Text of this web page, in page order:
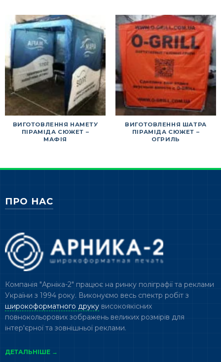
ВИГОТОВЛЕННЯ НАМЕТУ
ПІРАМІДА СЮЖЕТ –
МАФІЯ
ВИГОТОВЛЕННЯ ШАТРА
ПІРАМІДА СЮЖЕТ –
ОГРИЛЬ
ПРО НАС
Компанія "Арніка-2" працює на ринку поліграфії та реклами
України з 1994 року. Виконуємо весь спектр робіт з
широкоформатного друкувисокоякісних
повнокольорових зображень великих розмірів для
інтер'єрної та зовнішньої реклами.
ДЕТАЛЬНІШЕ →